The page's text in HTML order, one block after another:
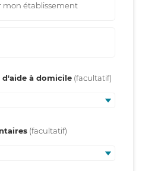
mon établissement
d'aide à domicile